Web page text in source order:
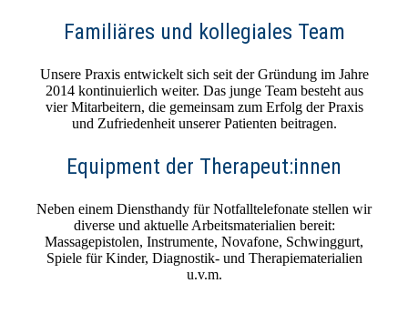
Familiäres und kollegiales Team
Unsere Praxis entwickelt sich seit der Gründung im Jahre
2014 kontinuierlich weiter. Das junge Team besteht aus
vier Mitarbeitern, die gemeinsam zum Erfolg der Praxis
und Zufriedenheit unserer Patienten beitragen.
Equipment der Therapeut:innen
Neben einem Diensthandy für Notfalltelefonate stellen wir
diverse und aktuelle Arbeitsmaterialien bereit:
Massagepistolen, Instrumente, Novafone, Schwinggurt,
Spiele für Kinder, Diagnostik- und Therapiematerialien
u.v.m.